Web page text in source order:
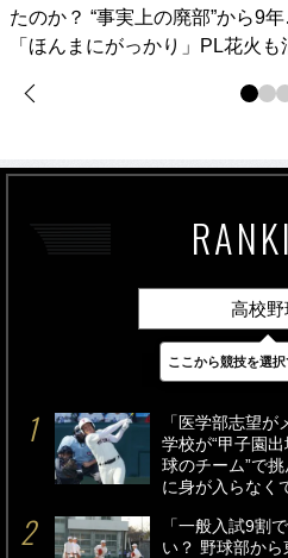
たのか？ “事実上の廃部”から9
「ほんまにがっかり」PL花火も
高校野
最新 24時
「医学部志望
学校が“甲子園
球のチーム”で
に身が入らなく
「一般入試9割
い？ 野球部か
ここから競技を選